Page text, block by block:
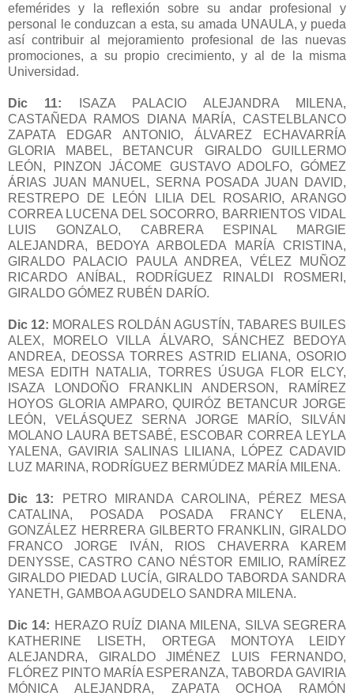
efemérides y la reflexión sobre su andar profesional y
personal le conduzcan a esta, su amada UNAULA, y pueda
así contribuir al mejoramiento profesional de las nuevas
promociones, a su propio crecimiento, y al de la misma
Universidad.
Dic 11: ISAZA PALACIO ALEJANDRA MILENA,
CASTAÑEDA RAMOS DIANA MARÍA, CASTELBLANCO
ZAPATA EDGAR ANTONIO, ÁLVAREZ ECHAVARRÍA
GLORIA MABEL, BETANCUR GIRALDO GUILLERMO
LEÓN, PINZON JÁCOME GUSTAVO ADOLFO, GÓMEZ
ÁRIAS JUAN MANUEL, SERNA POSADA JUAN DAVID,
RESTREPO DE LEÓN LILIA DEL ROSARIO, ARANGO
CORREA LUCENA DEL SOCORRO, BARRIENTOS VIDAL
LUIS GONZALO, CABRERA ESPINAL MARGIE
ALEJANDRA, BEDOYA ARBOLEDA MARÍA CRISTINA,
GIRALDO PALACIO PAULA ANDREA, VÉLEZ MUÑOZ
RICARDO ANÍBAL, RODRÍGUEZ RINALDI ROSMERI,
GIRALDO GÓMEZ RUBÉN DARÍO.
Dic 12: MORALES ROLDÁN AGUSTÍN, TABARES BUILES
ALEX, MORELO VILLA ÁLVARO, SÁNCHEZ BEDOYA
ANDREA, DEOSSA TORRES ASTRID ELIANA, OSORIO
MESA EDITH NATALIA, TORRES ÚSUGA FLOR ELCY,
ISAZA LONDOÑO FRANKLIN ANDERSON, RAMÍREZ
HOYOS GLORIA AMPARO, QUIRÓZ BETANCUR JORGE
LEÓN, VELÁSQUEZ SERNA JORGE MARÍO, SILVÁN
MOLANO LAURA BETSABÉ, ESCOBAR CORREA LEYLA
YALENA, GAVIRIA SALINAS LILIANA, LÓPEZ CADAVID
LUZ MARINA, RODRÍGUEZ BERMÚDEZ MARÍA MILENA.
Dic 13: PETRO MIRANDA CAROLINA, PÉREZ MESA
CATALINA, POSADA POSADA FRANCY ELENA,
GONZÁLEZ HERRERA GILBERTO FRANKLIN, GIRALDO
FRANCO JORGE IVÁN, RIOS CHAVERRA KAREM
DENYSSE, CASTRO CANO NÉSTOR EMILIO, RAMÍREZ
GIRALDO PIEDAD LUCÍA, GIRALDO TABORDA SANDRA
YANETH, GAMBOA AGUDELO SANDRA MILENA.
Dic 14: HERAZO RUÍZ DIANA MILENA, SILVA SEGRERA
KATHERINE LISETH, ORTEGA MONTOYA LEIDY
ALEJANDRA, GIRALDO JIMÉNEZ LUIS FERNANDO,
FLÓREZ PINTO MARÍA ESPERANZA, TABORDA GAVIRIA
MÓNICA ALEJANDRA, ZAPATA OCHOA RAMÓN